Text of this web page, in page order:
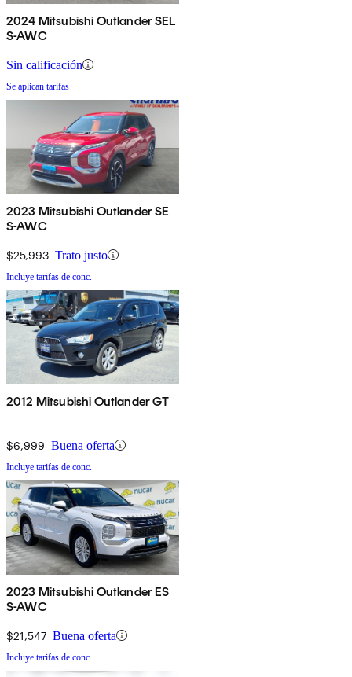
2024 Mitsubishi Outlander SEL
S-AWC
Sin calificación
Se aplican tarifas
2023 Mitsubishi Outlander SE
S-AWC
$25,993 Trato justo
Incluye tarifas de conc.
2012 Mitsubishi Outlander GT
$6,999 Buena oferta
Incluye tarifas de conc.
2023 Mitsubishi Outlander ES
S-AWC
$21,547 Buena oferta
Incluye tarifas de conc.